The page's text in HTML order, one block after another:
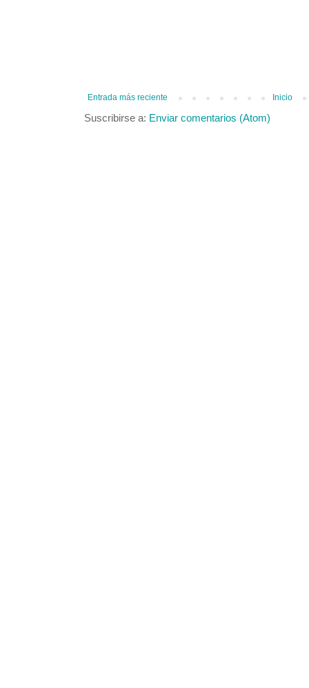
Entrada más reciente Inicio
Suscribirse a: Enviar comentarios (Atom)